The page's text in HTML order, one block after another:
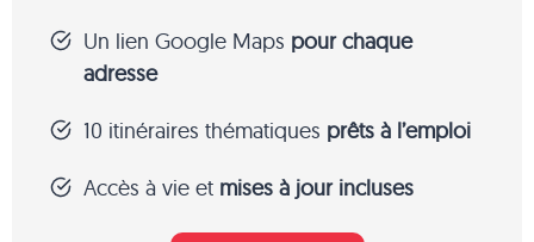
Un lien Google Maps pour chaque
adresse
10 itinéraires thématiques prêts à l’emploi
Accès à vie et mises à jour incluses